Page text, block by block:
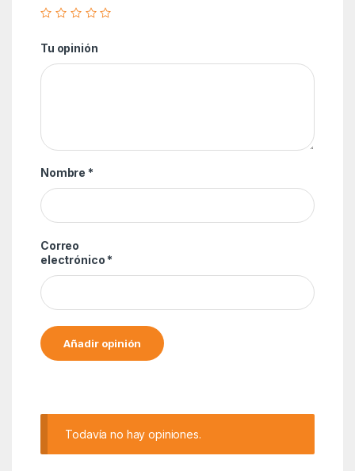
Tu opinión
Nombre *
Correo
electrónico *
Todavía no hay opiniones.